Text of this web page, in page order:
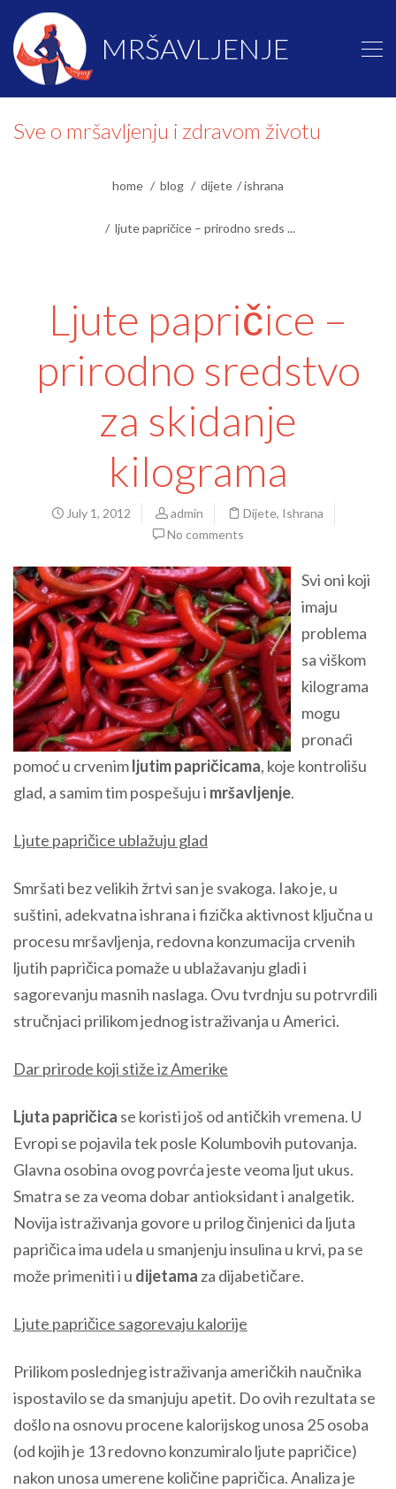
MRŠAVLJENJE
Sve o mršavljenju i zdravom životu
home blog dijete ishrana
ljute papričice – prirodno sreds ...
Ljute papričice –
prirodno sredstvo
za skidanje
kilograma
July 1, 2012 admin Dijete, Ishrana
No comments
Svi oni koji
imaju
problema
sa viškom
kilograma
mogu
pronaći
pomoć u crvenimljutim papričicama, koje kontrolišu
glad, a samim tim pospešuju i mršavljenje.
Ljute papričice ublažuju glad
Smršati bez velikih žrtvi san je svakoga. Iako je, u
suštini, adekvatna ishrana i fizička aktivnost ključna u
procesu mršavljenja, redovna konzumacija crvenih
ljutih papričica pomaže u ublažavanju gladi i
sagorevanju masnih naslaga. Ovu tvrdnju su potrvrdili
stručnjaci prilikom jednog istraživanja u Americi.
Dar prirode koji stiže iz Amerike
Ljuta papričica se koristi još od antičkih vremena. U
Evropi se pojavila tek posle Kolumbovih putovanja.
Glavna osobina ovog povrća jeste veoma ljut ukus.
Smatra se za veoma dobar antioksidant i analgetik.
Novija istraživanja govore u prilog činjenici da ljuta
papričica ima udela u smanjenju insulina u krvi, pa se
može primeniti i u dijetama za dijabetičare.
Ljute papričice sagorevaju kalorije
Prilikom poslednjeg istraživanja američkih naučnika
ispostavilo se da smanjuju apetit. Do ovih rezultata se
došlo na osnovu procene kalorijskog unosa 25 osoba
(od kojih je 13 redovno konzumiralo ljute papričice)
nakon unosa umerene količine papričica. Analiza je